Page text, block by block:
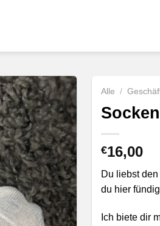
Alle /
Socken
€16,00
Du liebst
du hier
Ich biete dir